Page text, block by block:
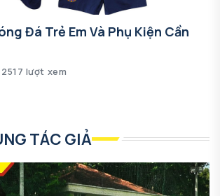
Đá Trẻ Em Và Phụ Kiện Cần
2517 lượt xem
TÁC GIẢ